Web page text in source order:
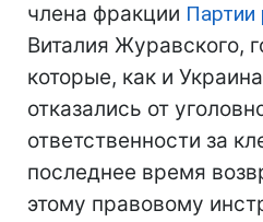
члена фракции Партии
Виталия Журавского,
которые, как и
отказались от
ответственности за
последнее время
этому правовому